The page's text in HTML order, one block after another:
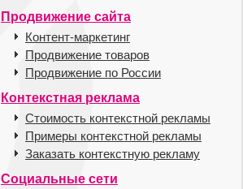
Продвижение сайта
Контент-маркетинг
Продвижение товаров
Продвижение по России
Контекстная реклама
Стоимость контекстной рекламы
Примеры контекстной рекламы
Заказать контекстную рекламу
Социальные сети